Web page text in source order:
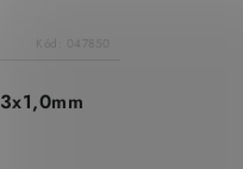
Kód: 047850